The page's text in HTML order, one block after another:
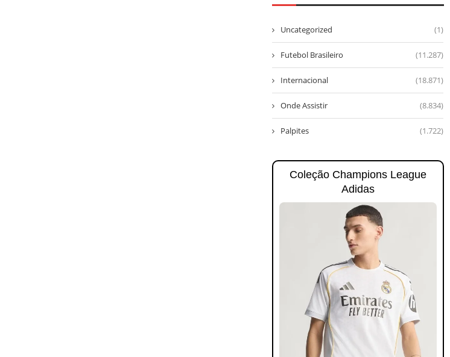
Uncategorized (1)
Futebol Brasileiro (11.287)
Internacional (18.871)
Onde Assistir (8.834)
Palpites (1.722)
Coleção Champions League
Adidas